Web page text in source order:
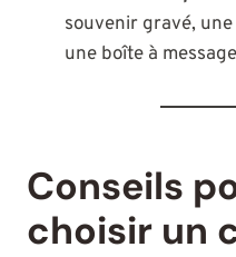
souvenir gravé,
une boîte à
Conseils
choisir un